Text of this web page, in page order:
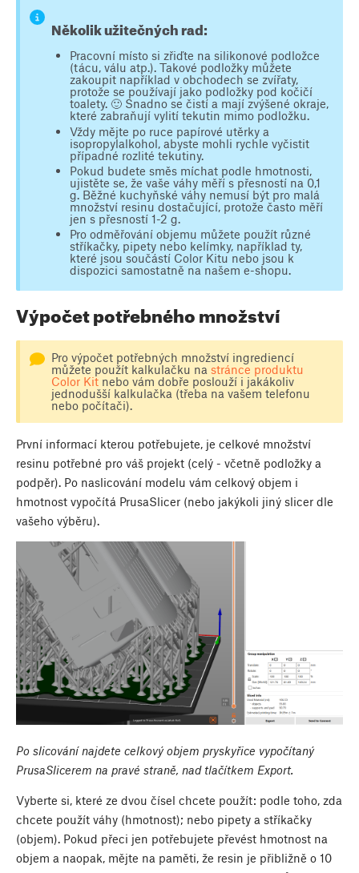
Několik užitečných rad:
Pracovní místo si zřiďte na silikonové podložce
(tácu, válu atp.). Takové podložky můžete
zakoupit například v obchodech se zvířaty,
protože se používají jako podložky pod kočičí
toalety. 🙂 Snadno se čistí a mají zvýšené okraje,
které zabraňují vylití tekutin mimo podložku.
Vždy mějte po ruce papírové utěrky a
isopropylalkohol, abyste mohli rychle vyčistit
případné rozlité tekutiny.
Pokud budete směs míchat podle hmotnosti,
ujistěte se, že vaše váhy měří s přesností na 0,1
g. Běžné kuchyňské váhy nemusí být pro malá
množství resinu dostačující, protože často měří
jen s přesností 1-2 g.
Pro odměřování objemu můžete použít různé
stříkačky, pipety nebo kelímky, například ty,
které jsou součástí Color Kitu nebo jsou k
dispozici samostatně na našem e-shopu.
Výpočet potřebného množství
Pro výpočet potřebných množství ingrediencí
můžete použít kalkulačku na stránce produktu
Color Kitnebo vám dobře poslouží i jakákoliv
jednodušší kalkulačka (třeba na vašem telefonu
nebo počítači).
První informací kterou potřebujete, je celkové množství
resinu potřebné pro váš projekt (celý - včetně podložky a
podpěr). Po naslicování modelu vám celkový objem i
hmotnost vypočítá PrusaSlicer (nebo jakýkoli jiný slicer dle
vašeho výběru).
Po slicování najdete celkový objem pryskyřice vypočítaný
PrusaSlicerem na pravé straně, nad tlačítkem Export.
Vyberte si, které ze dvou čísel chcete použít: podle toho, zda
chcete použít váhy (hmotnost); nebo pipety a stříkačky
(objem). Pokud přeci jen potřebujete převést hmotnost na
objem a naopak, mějte na paměti, že resin je přibližně o 10